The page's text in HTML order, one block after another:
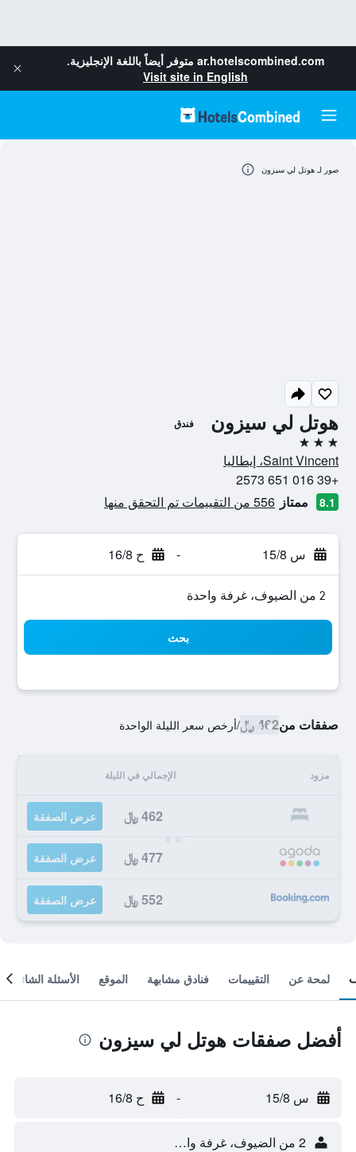
ar.hotelscombined.com متوفر أيضاً باللغة الإنجليزية.
Visit site in English
هوتل لي سيزون فندق
3 نجوم
Saint Vincent، إيطاليا
+39 016 651 2573
8.1 ممتاز 556 من التقييمات تم التحقق منها
س 15/8 - ح 16/8
2 من الضيوف، غرفة واحدة
بحث
صفقات من462 ﷼ /أرخص سعر الليلة الواحدة
مزود الإجمالي في الليلة
462 ﷼ عرض الصفقة
477 ﷼ عرض الصفقة
552 ﷼ عرض الصفقة
صور لـ هوتل لي سيزون
لمحة عن التقييمات فنادق مشابهة الموقع الأسئلة الشائعة
أفضل صفقات هوتل لي سيزون
س 15/8 - ح 16/8
2 من الضيوف، غرفة واحدة